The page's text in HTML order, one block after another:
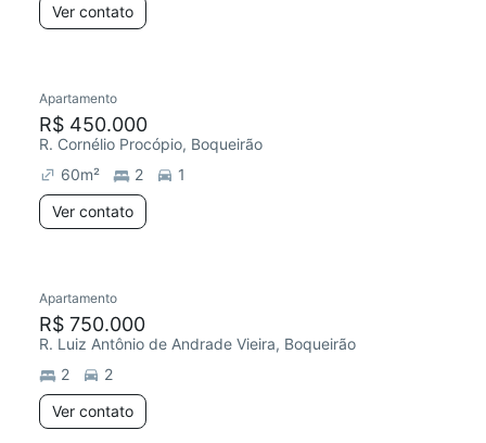
Ver contato
Apartamento
R$ 450.000
R. Cornélio Procópio, Boqueirão
60m² 2
1
Ver contato
Apartamento
R$ 750.000
R. Luiz Antônio de Andrade Vieira, Boqueirão
2
2
Ver contato